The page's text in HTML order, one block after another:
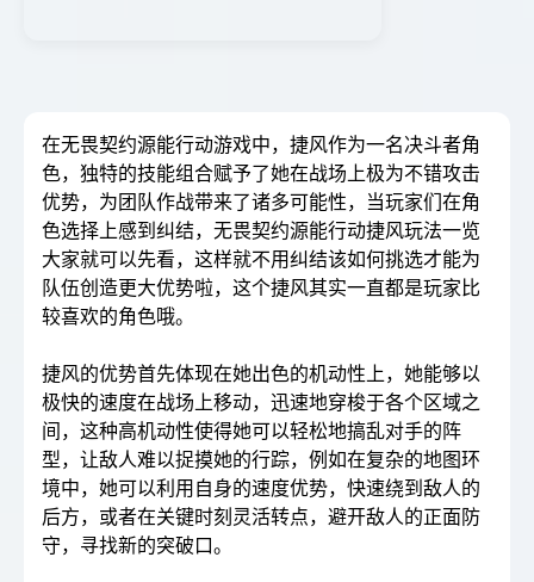
在无畏契约源能行动游戏中，捷风作为一名决斗者角
色，独特的技能组合赋予了她在战场上极为不错攻击
优势，为团队作战带来了诸多可能性，当玩家们在角
色选择上感到纠结，无畏契约源能行动捷风玩法一览
大家就可以先看，这样就不用纠结该如何挑选才能为
队伍创造更大优势啦，这个捷风其实一直都是玩家比
较喜欢的角色哦。
捷风的优势首先体现在她出色的机动性上，她能够以
极快的速度在战场上移动，迅速地穿梭于各个区域之
间，这种高机动性使得她可以轻松地搞乱对手的阵
型，让敌人难以捉摸她的行踪，例如在复杂的地图环
境中，她可以利用自身的速度优势，快速绕到敌人的
后方，或者在关键时刻灵活转点，避开敌人的正面防
守，寻找新的突破口。